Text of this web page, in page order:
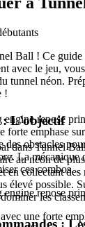
Ball ! Ce
avec le jeu,
tunnel néon.
!
: L'objectif
dans Tunnel
au néon de
en collectant
élevé possible.
les
:
engine repose
forte emphase
des obstacles
La
ces combos.
engine repose
une forte